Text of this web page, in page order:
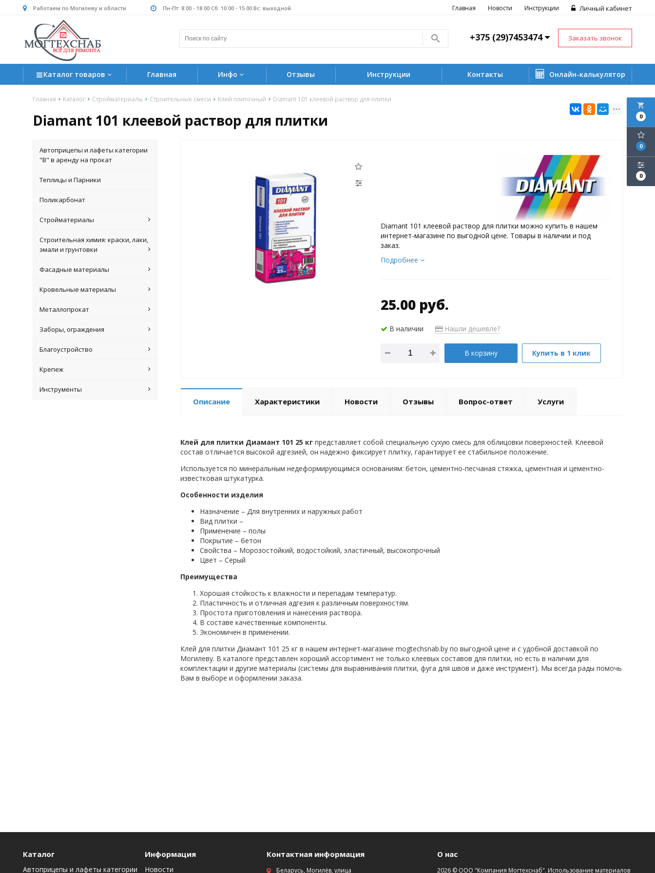
Работаем по Могилеву и области Пн-Пт: 8 00 - 18 00 Сб: 10 00 - 15 00 Вс: выходной Личный кабинет
Главная Новости Инструкции
+375 (29)7453474 Заказать звонок
Каталог товаров Главная Инфо Отзывы Инструкции Контакты Онлайн-калькулятор
Главная Каталог Стройматериалы Строительные смеси Клей плиточный Diamant 101 клеевой раствор для плитки
Diamant 101 клеевой раствор для плитки
local_grocery_store
0
0
0
Автоприцепы и лафеты категории
"B" в аренду на прокат
Теплицы и Парники
Поликарбонат
Стройматериалы
Строительная химия: краски, лаки,
эмали и грунтовки
Фасадные материалы
Кровельные материалы
Металлопрокат
Заборы, ограждения
Благоустройство
Крепеж
Инструменты
Diamant 101 клеевой раствор для плитки можно купить в нашем
интернет-магазине по выгодной цене. Товары в наличии и под
заказ.
Подробнее
25.00 руб.
В наличии Нашли дешевле?
В корзину Купить в 1 клик
Описание Характеристики Новости Отзывы Вопрос-ответ Услуги
Клей для плитки Диамант 101 25 кгпредставляет собой специальную сухую смесь для облицовки поверхностей. Клеевой
состав отличается высокой адгезией, он надежно фиксирует плитку, гарантирует ее стабильное положение.
Используется по минеральным недеформирующимся основаниям: бетон, цементно-песчаная стяжка, цементная и цементно-
известковая штукатурка.
Особенности изделия
Назначение – Для внутренних и наружных работ
Вид плитки –
Применение – полы
Покрытие – бетон
Свойства – Морозостойкий, водостойкий, эластичный, высокопрочный
Цвет – Серый
Преимущества
Хорошая стойкость к влажности и перепадам температур.
Пластичность и отличная адгезия к различным поверхностям.
Простота приготовления и нанесения раствора.
В составе качественные компоненты.
Экономичен в применении.
Клей для плитки Диамант 101 25 кг в нашем интернет-магазине mogtechsnab.byпо выгодной цене и с удобной доставкой по
Могилеву. В каталоге представлен хороший ассортимент не только клеевых составов для плитки, но есть в наличии для
комплектации и другие материалы (системы для выравнивания плитки, фуга для швов и даже инструмент). Мы всегда рады помочь
Вам в выборе и оформлении заказа.
Каталог
Автоприцепы и лафеты категории
Информация
Новости
Контактная информация
Беларусь, Могилёв, улица
О нас
2026 © ООО "Компания Могтехснаб". Использование материалов